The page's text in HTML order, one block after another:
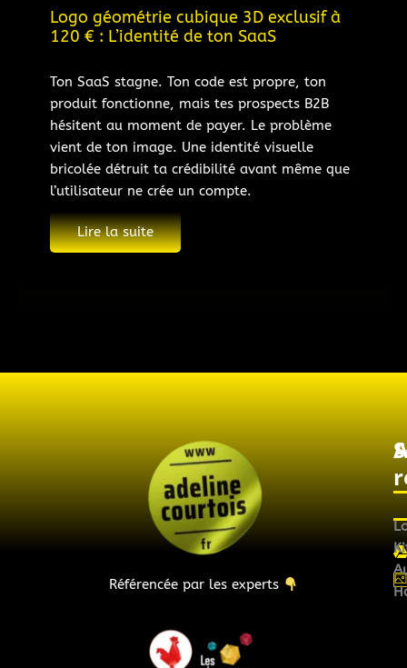
Logo géométrie cubique 3D exclusif à
120 € : L’identité de ton SaaS
Ton SaaS stagne. Ton code est propre, ton
produit fonctionne, mais tes prospects B2B
hésitent au moment de payer. Le problème
vient de ton image. Une identité visuelle
bricolée détruit ta crédibilité avant même que
l’utilisateur ne crée un compte.
Lire la suite
Référencée par les experts